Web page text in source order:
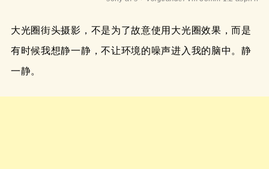
大光圈街头摄影，不是为了故意使用大光圈效果，而是
有时候我想静一静，不让环境的噪声进入我的脑中。静
一静。